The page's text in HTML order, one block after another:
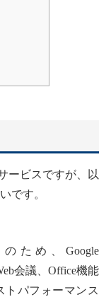
ービスですが、以
です。
ため、Google
会議、Office機能
トパフォーマンス